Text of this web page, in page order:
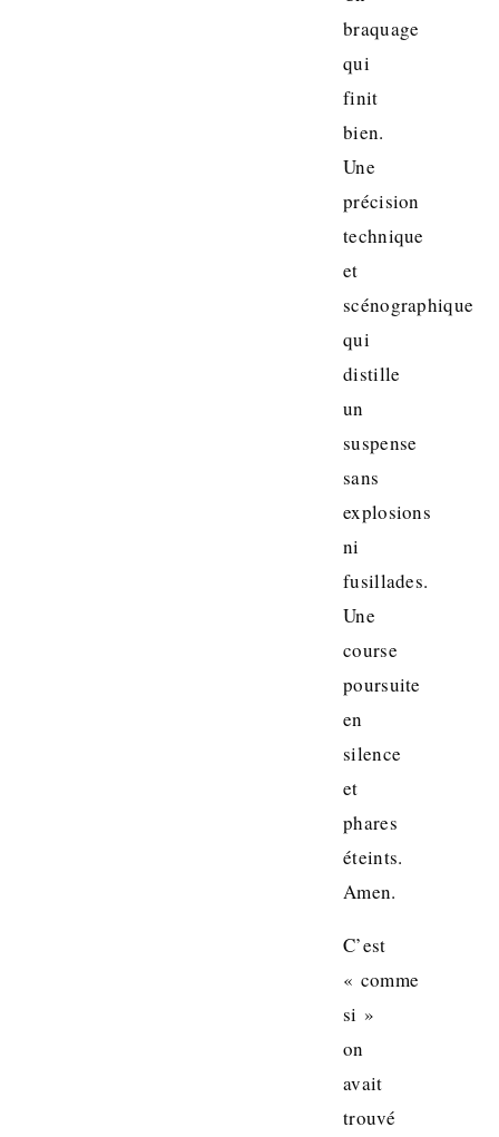
braquage
qui
finit
bien.
Une
précision
technique
et
scénographique
qui
distille
un
suspense
sans
explosions
ni
fusillades.
Une
course
poursuite
en
silence
et
phares
éteints.
Amen.
C’est
« comme
si »
on
avait
trouvé